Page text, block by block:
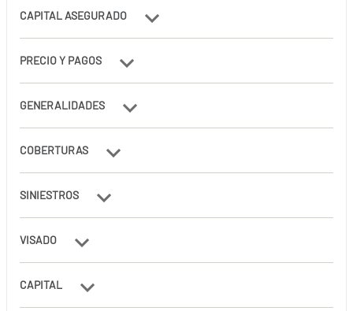
CAPITAL ASEGURADO
PRECIO Y PAGOS
GENERALIDADES
COBERTURAS
SINIESTROS
VISADO
CAPITAL